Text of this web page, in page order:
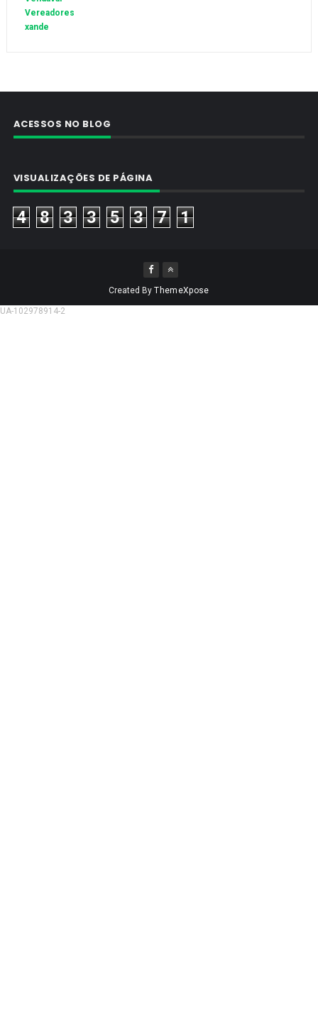
Vereadores
xande
ACESSOS NO BLOG
VISUALIZAÇÕES DE PÁGINA
4 8 3 3 5 3 7 1
Created ByThemeXpose
UA-102978914-2